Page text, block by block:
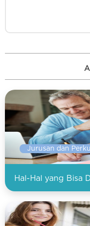
Jurusan dan
Hal-Hal yang Bisa